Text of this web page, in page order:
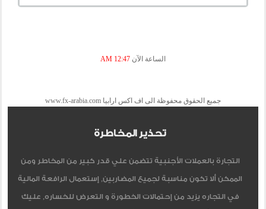
الساعة الآن 12:47 AM
جميع الحقوق محفوظة الى اف اكس ارابيا www.fx-arabia.com
تحذير المخاطرة
التجارة بالعملات الأجنبية تتضمن علي قدر كبير من المخاطر ومن
الممكن ألا تكون مناسبة لجميع المضاربين, إستعمال الرافعة المالية
في التجاره يزيد من إحتمالات الخطورة و التعرض للخساره, عليك